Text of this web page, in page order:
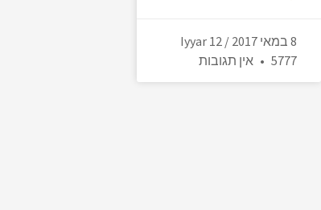
8 במאי 2017 / 12 Iyyar
5777
אין תגובות